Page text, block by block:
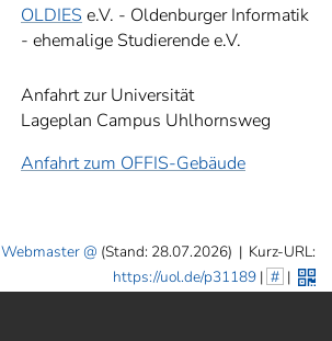
OLDIES e.V. - Oldenburger Informatik
- ehemalige Studierende e.V.
Anfahrt zur Universität
Lageplan Campus Uhlhornsweg
Anfahrt zum OFFIS-Gebäude
Webmaster (Stand: 28.07.2026) | Kurz-URL:
https://uol.de/p31189| # |